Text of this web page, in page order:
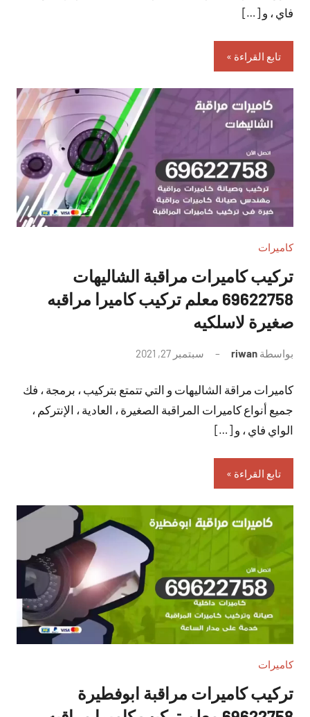
فاي ، و […]
تابع القراءة
كاميرات
تركيب كاميرات مراقبة الشاليهات
69622758 معلم تركيب كاميرا مراقبه
صغيرة لاسلكيه
بواسطة riwan سبتمبر 27, 2021
تعليقات
كاميرات مراقة الشاليهات و التي تتمتع بتركيب ، برمجة ، فك
جميع أنواع كاميرات المراقبة الصغيرة ، العادية ، الإنتركم ،
الواي فاي ، و […]
تابع القراءة
كاميرات
تركيب كاميرات مراقبة ابوفطيرة